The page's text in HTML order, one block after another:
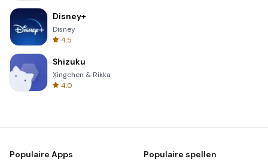
Disney+
Disney
4.5
Shizuku
Xingchen & Rikka
4.0
Populaire Apps Populaire spellen